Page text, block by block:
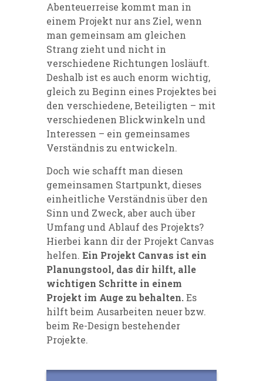
Abenteuerreise kommt man in
einem Projekt nur ans Ziel, wenn
man gemeinsam am gleichen
Strang zieht und nicht in
verschiedene Richtungen losläuft.
Deshalb ist es auch enorm wichtig,
gleich zu Beginn eines Projektes bei
den verschiedene, Beteiligten – mit
verschiedenen Blickwinkeln und
Interessen – ein gemeinsames
Verständnis zu entwickeln.
Doch wie schafft man diesen
gemeinsamen Startpunkt, dieses
einheitliche Verständnis über den
Sinn und Zweck, aber auch über
Umfang und Ablauf des Projekts?
Hierbei kann dir der Projekt Canvas
helfen. Ein Projekt Canvas ist ein
Planungstool, das dir hilft, alle
wichtigen Schritte in einem
Projekt im Auge zu behalten.Es
hilft beim Ausarbeiten neuer bzw.
beim Re-Design bestehender
Projekte.